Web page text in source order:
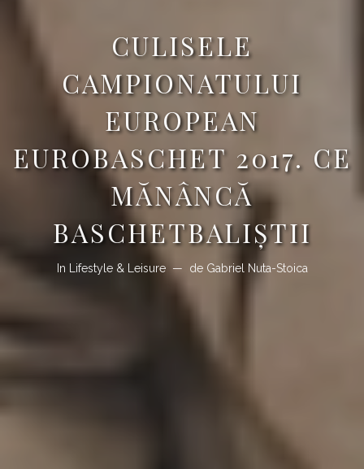
CULISELE
CAMPIONATULUI
EUROPEAN
EUROBASCHET 2017. CE
MĂNÂNCĂ
BASCHETBALIȘTII
In Lifestyle & Leisure de Gabriel Nuta-Stoica